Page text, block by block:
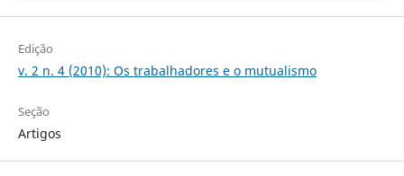
Edição
v. 2 n. 4 (2010): Os trabalhadores e o mutualismo
Seção
Artigos